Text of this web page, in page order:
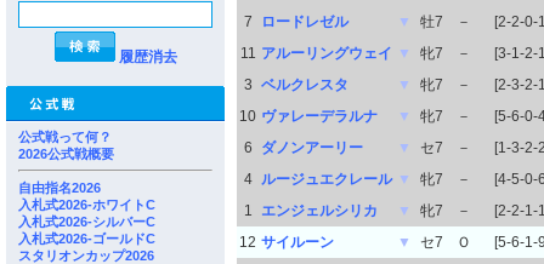
履歴消去
公式戦って何？
2026公式戦概要
自由指名2026
入札式2026-ホワイトC
入札式2026-シルバーC
入札式2026-ゴールドC
スタリオンカップ2026
7
ロードレゼル ▼ 牡7 －
[2-2-0-
11 アルーリングウェイ ▼ 牝7 －
[3-1-2-
3 ベルクレスタ ▼ 牝7 －
[2-3-2-
10 ヴァレーデラルナ ▼ 牝7 －
[5-6-0-
6
ダノンアーリー ▼ セ7 －
[1-3-2-
4 ルージュエクレール ▼ 牝7 －
[4-5-0-
1
エンジェルシリカ ▼ 牝7 －
[2-2-1-
12 サイルーン ▼ セ7 Ｏ
[5-6-1-